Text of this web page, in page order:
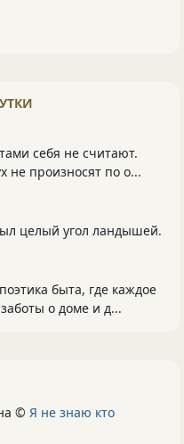
себя не считают.
не произносят по о...
целый угол ландышей.
быта, где каждое
о доме и д...
© Я не знаю кто